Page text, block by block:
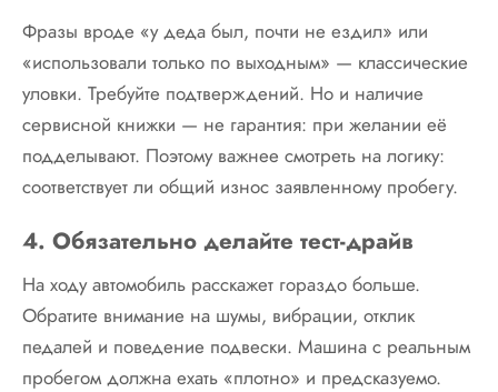
Фразы вроде «у деда был, почти не ездил» или
«использовали только по выходным» — классические
уловки. Требуйте подтверждений. Но и наличие
сервисной книжки — не гарантия: при желании её
подделывают. Поэтому важнее смотреть на логику:
соответствует ли общий износ заявленному пробегу.
4. Обязательно делайте тест-драйв
На ходу автомобиль расскажет гораздо больше.
Обратите внимание на шумы, вибрации, отклик
педалей и поведение подвески. Машина с реальным
пробегом должна ехать «плотно» и предсказуемо.